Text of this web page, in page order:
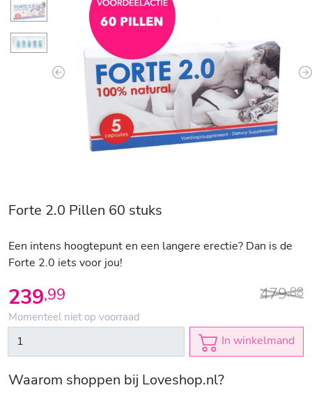
Previous
Forte 2.0 Pillen 60 stuks
Een intens hoogtepunt en een langere erectie? Dan is de
Forte 2.0 iets voor jou!
239,99 479,88
Momenteel niet op voorraad
In winkelmand
Waarom shoppen bij Loveshop.nl?